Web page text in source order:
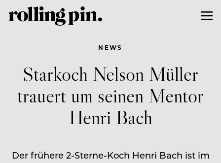
NEWS
Starkoch Nelson Müller
trauert um seinen Mentor
Henri Bach
Der frühere 2-Sterne-Koch Henri Bach ist im